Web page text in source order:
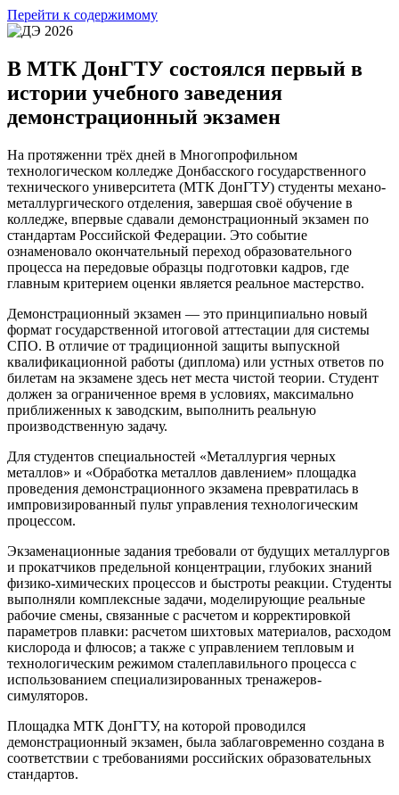
Перейти к содержимому
В МТК ДонГТУ состоялся первый в
истории учебного заведения
демонстрационный экзамен
На протяженни трёх дней в Многопрофильном
технологическом колледже Донбасского государственного
технического университета (МТК ДонГТУ) студенты механо-
металлургического отделения, завершая своё обучение в
колледже, впервые сдавали демонстрационный экзамен по
стандартам Российской Федерации. Это событие
ознаменовало окончательный переход образовательного
процесса на передовые образцы подготовки кадров, где
главным критерием оценки является реальное мастерство.
Демонстрационный экзамен — это принципиально новый
формат государственной итоговой аттестации для системы
СПО. В отличие от традиционной защиты выпускной
квалификационной работы (диплома) или устных ответов по
билетам на экзамене здесь нет места чистой теории. Студент
должен за ограниченное время в условиях, максимально
приближенных к заводским, выполнить реальную
производственную задачу.
Для студентов специальностей «Металлургия черных
металлов» и «Обработка металлов давлением» площадка
проведения демонстрационного экзамена превратилась в
импровизированный пульт управления технологическим
процессом.
Экзаменационные задания требовали от будущих металлургов
и прокатчиков предельной концентрации, глубоких знаний
физико-химических процессов и быстроты реакции. Студенты
выполняли комплексные задачи, моделирующие реальные
рабочие смены, связанные с расчетом и корректировкой
параметров плавки: расчетом шихтовых материалов, расходом
кислорода и флюсов; а также с управлением тепловым и
технологическим режимом сталеплавильного процесса с
использованием специализированных тренажеров-
симуляторов.
Площадка МТК ДонГТУ, на которой проводился
демонстрационный экзамен, была заблаговременно создана в
соответствии с требованиями российских образовательных
стандартов.